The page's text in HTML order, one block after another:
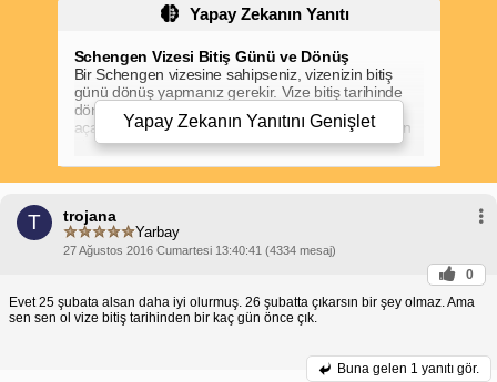
Yapay Zekanın Yanıtı
Schengen Vizesi Bitiş Günü ve Dönüş
Bir Schengen vizesine sahipseniz, vizenizin bitiş
günü dönüş yapmanız gerekir. Vize bitiş tarihinde
dönüş yapmamanız, yasa dışı konaklamaya yol
açar ve para cezası veya diğer yaptırımlara neden
olabilir.
Schengen üyesi bir ülkede vizeniz sona erdikten
sonra 90 güne kadar vizesiz kalabilirsiniz. Ancak bu
edemezsiniz. Örneğin, 90 günlük bir Schengen
vizesine sahipseniz ve vizenizin bitiş günü 1 Ocak
ise, o tarihten önce Schengen bölgesinden
başka bir Schengen ülkesine gitmeyi planlıyorsanız,
yeni bir vizeye başvurmanız gerekir. Ayrıca, vize
gelecekte Schengen vizesi almanız zorlaşabilir.
Bu nedenle, Schengen vizesinin bitiş gününde veya
Yapay Zekanın Yanıtını Genişlet
T trojana
Yarbay
27 Ağustos 2016 Cumartesi 13:40:41 (4334 mesaj)
0
Evet 25 şubata alsan daha iyi olurmuş. 26 şubatta çıkarsın bir şey olmaz. Ama
sen sen ol vize bitiş tarihinden bir kaç gün önce çık.
Buna gelen 1 yanıtı gör.